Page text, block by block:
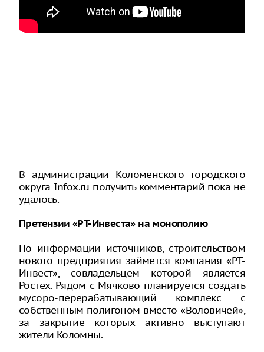
В администрации Коломенского городского
округа Infox.ru получить комментарий пока не
удалось.
Претензии «РТ-Инвеста» на монополию
По информации источников, строительством
нового предприятия займется компания «РТ-
Инвест», совладельцем которой является
Ростех. Рядом с Мячково планируется создать
мусоро-перерабатывающий комплекс с
собственным полигоном вместо «Воловичей»,
за закрытие которых активно выступают
жители Коломны.